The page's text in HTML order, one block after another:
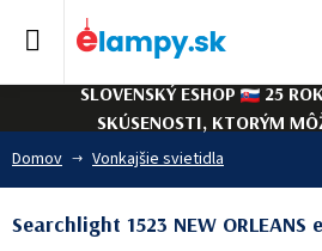
SLOVENSKÝ ESHOP
25
SKÚSENOSTI, KTORÝM
Domov Vonkajšie svietidla
Searchlight 1523 NEW